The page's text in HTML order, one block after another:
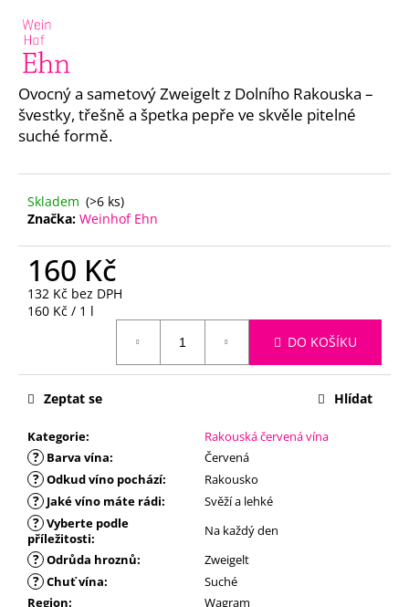
Ovocný a sametový Zweigelt z Dolního Rakouska –
švestky, třešně a špetka pepře ve skvěle pitelné
suché formě.
Skladem (>6 ks)
Značka: Weinhof Ehn
160 Kč
132 Kč bez DPH
Měrná
160 Kč / 1 l
DO KOŠÍKU
Kategorie: Rakouská červená vína
? Barva vína: Červená
? Odkud víno pochází: Rakousko
? Jaké víno máte rádi: Svěží a lehké
? Vyberte podle
příležitosti: Na každý den
? Odrůda hroznů: Zweigelt
? Chuť vína:
Suché
Region:
Wagram
Zeptat se Hlídat
a
j
í
t
?
HLEDAT
D
o
r
u
u
e
m
e